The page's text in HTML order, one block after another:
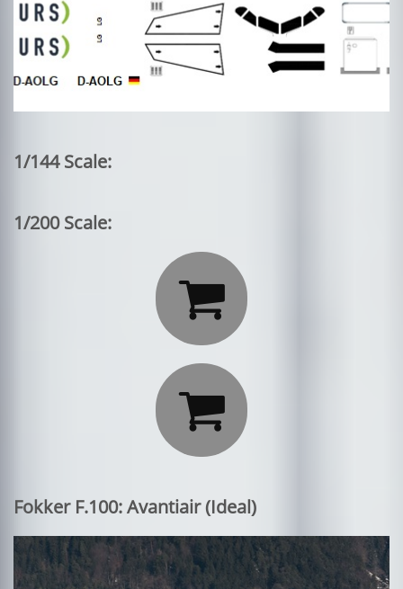
1/144 Scale:
1/200 Scale:


Fokker F.100: Avantiair (Ideal)